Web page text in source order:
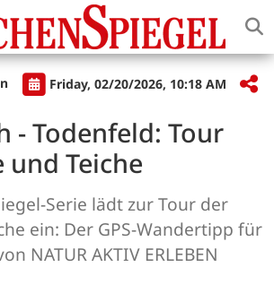
Friday, 02/20/2026, 10:18 AM
- Todenfeld: Tour
und Teiche
Serie lädt zur Tour der
ein: Der GPS-Wandertipp für
NATUR AKTIV ERLEBEN